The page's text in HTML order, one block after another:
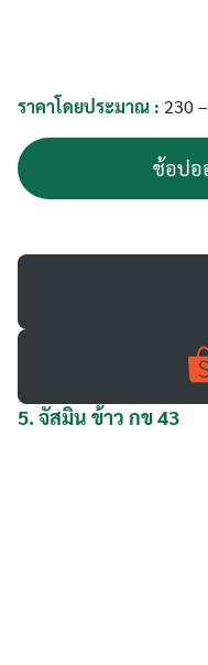
ราคาโดยประมาณ : 230
ช้อปอ
5. จัสมิน ข้าว กข 43